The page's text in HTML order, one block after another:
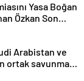
Yasa Boğan
Özkan Son
Arabistan ve
ortak savunma